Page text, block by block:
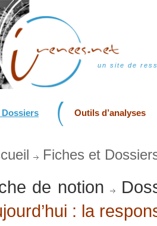
un site de
Dossiers Outils d’analyses
Fiches et
de notion
: la